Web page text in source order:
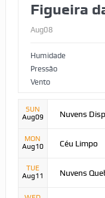
Figueira
Aug08
Humidade
Pressão
Vento
SUN
Aug09
Nuvens
MON
Aug10
Céu Limpo
TUE
Aug11
Nuvens